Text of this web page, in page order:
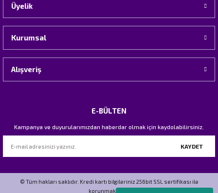
Üyelik
Kurumsal
Alışveriş
E-BÜLTEN
Kampanya ve duyurularımızdan haberdar olmak için kaydolabilirsiniz.
KAYDET
© Tüm hakları saklıdır. Kredi kartı bilgileriniz 256bit SSL sertifikası ile
korunmaktadır.